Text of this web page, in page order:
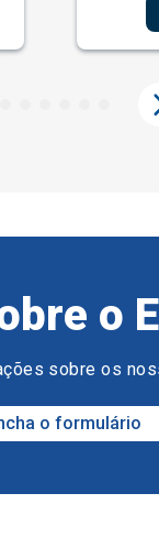
o
sobre os
o formulário